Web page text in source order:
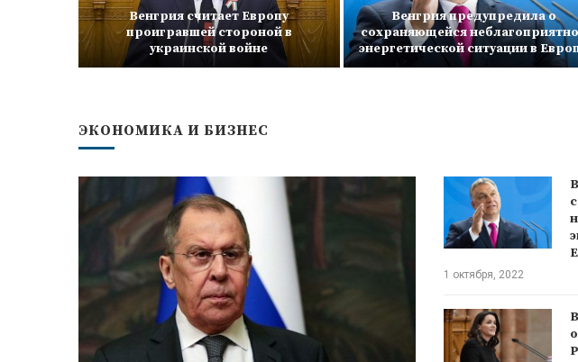
Венгрия считает Европу
проигравшей стороной в
украинской войне
Венгрия предупредила о
сохраняющейся
энергетической ситуации в
ЭКОНОМИКА И БИЗНЕС
1 октября, 2022